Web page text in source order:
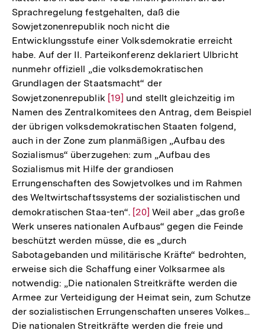
Sprachregelung festgehalten, daß die
Sowjetzonenrepublik noch nicht die
Entwicklungsstufe einer Volksdemokratie erreicht
habe. Auf der II. Parteikonferenz deklariert Ulbricht
nunmehr offiziell „die volksdemokratischen
Grundlagen der Staatsmacht“ der
Sowjetzonenrepublik Zur
Auflösung
der
Fußnote
[19] und stellt gleichzeitig im
Namen des Zentralkomitees den Antrag, dem Beispiel
der übrigen volksdemokratischen Staaten folgend,
auch in der Zone zum planmäßigen „Aufbau des
Sozialismus“ überzugehen: zum „Aufbau des
Sozialismus mit Hilfe der grandiosen
Errungenschaften des Sowjetvolkes und im Rahmen
des Weltwirtschaftssystems der sozialistischen und
demokratischen Staa-ten“. Zur
Auflösung
der
Fußnote
[20] Weil aber „das große
Werk unseres nationalen Aufbaus“ gegen die Feinde
beschützt werden müsse, die es „durch
Sabotagebanden und militärische Kräfte“ bedrohten,
erweise sich die Schaffung einer Volksarmee als
notwendig: „Die nationalen Streitkräfte werden die
Armee zur Verteidigung der Heimat sein, zum Schutze
der sozialistischen Errungenschaften unseres Volkes...
Die nationalen Streitkräfte werden die freie und